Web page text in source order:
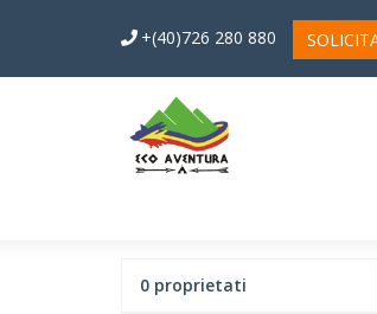
+(40)726 280 880
0 proprietati